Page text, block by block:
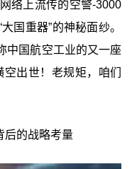
络上流传的空警-3000
国重器”的神秘面纱。
中国航空工业的又一座
出世！老规矩，咱们
后的战略考量